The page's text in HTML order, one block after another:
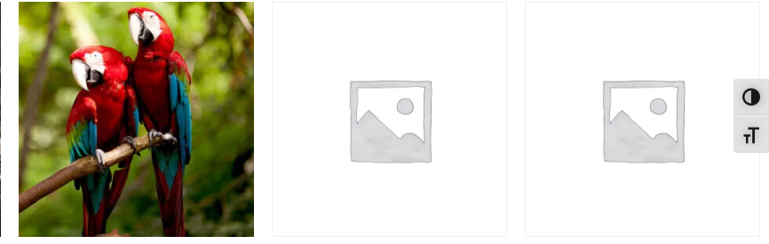
הפעל/כבה ניגודיות גבוהה
מתג גודל גופן